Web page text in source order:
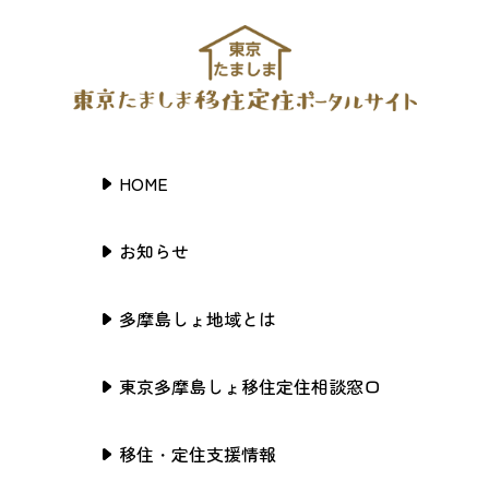
HOME
お知らせ
多摩島しょ地域とは
東京多摩島しょ移住定住相談窓口
移住・定住支援情報